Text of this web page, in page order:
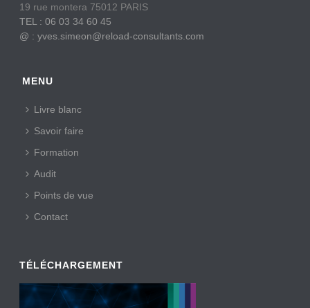
19 rue montera 75012 PARIS
TEL : 06 03 34 60 45
@ : yves.simeon@reload-consultants.com
MENU
Livre blanc
Savoir faire
Formation
Audit
Points de vue
Contact
TÉLÉCHARGEMENT